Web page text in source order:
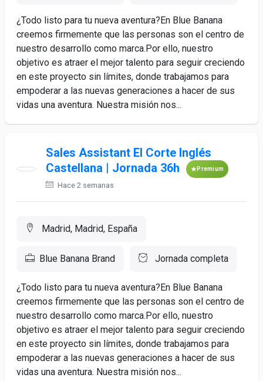
¿Todo listo para tu nueva aventura?En Blue Banana
creemos firmemente que las personas son el centro de
nuestro desarrollo como marca.Por ello, nuestro
objetivo es atraer el mejor talento para seguir creciendo
en este proyecto sin límites, donde trabajamos para
empoderar a las nuevas generaciones a hacer de sus
vidas una aventura. Nuestra misión nos...
Sales Assistant El Corte Inglés
Castellana | Jornada 36h
Premium
Hace 2 semanas
Madrid, Madrid, España
Blue Banana Brand Jornada completa
¿Todo listo para tu nueva aventura?En Blue Banana
creemos firmemente que las personas son el centro de
nuestro desarrollo como marca.Por ello, nuestro
objetivo es atraer el mejor talento para seguir creciendo
en este proyecto sin límites, donde trabajamos para
empoderar a las nuevas generaciones a hacer de sus
vidas una aventura. Nuestra misión nos...